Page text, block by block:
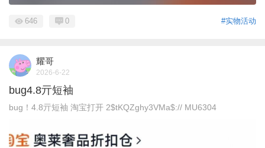
#实物活动
646 0
耀哥
2026-6-22
bug4.8亓短袖
bug！4.8亓短袖 淘宝打开 2$tKQZghy3VMa$:// MU6304